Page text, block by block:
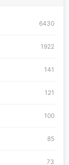
6430
1922
141
121
100
85
73